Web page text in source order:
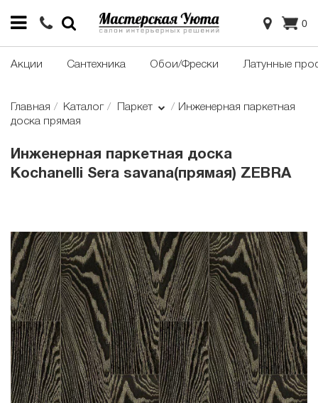
0
Акции Сантехника Обои/Фрески Латунные
Главная Каталог Паркет
Инженерная паркетная
доска прямая
Инженерная паркетная доска
Kochanelli Sera savana(прямая) ZEBRA